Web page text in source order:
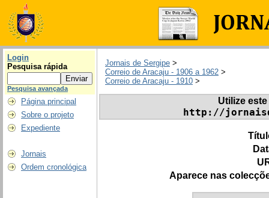
Login
Pesquisa rápida
Pesquisa avançada
Página principal
Sobre o projeto
Expediente
Jornais
Ordem cronológica
Jornais de Sergipe >
Correio de Aracaju - 1906 a 1962 >
Correio de Aracaju - 1910 >
Utilize
http://
Aparece nas